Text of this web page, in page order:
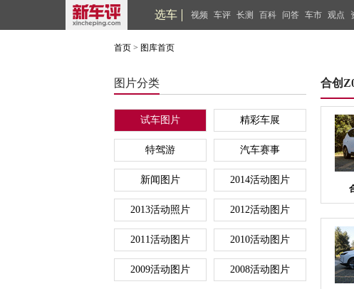
选车 视频 车评 长测 百科 问答 车市 观点
首页 > 图库首页
图片分类
试车图片 精彩车展
特驾游 汽车赛事
新闻图片 2014活动图片
2013活动照片 2012活动图片
2011活动图片 2010活动图片
2009活动图片 2008活动图片
合创